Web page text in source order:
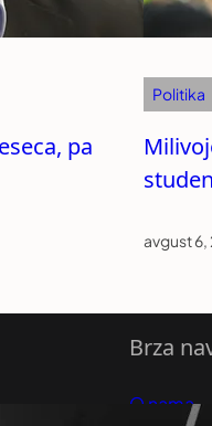
pa
Politika
avgust 6,
Brza
O nama